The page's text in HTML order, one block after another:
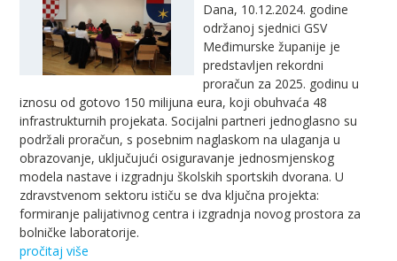
Dana, 10.12.2024. godine
održanoj sjednici GSV
Međimurske županije je
predstavljen rekordni
proračun za 2025. godinu u
iznosu od gotovo 150 milijuna eura, koji obuhvaća 48
infrastrukturnih projekata. Socijalni partneri jednoglasno su
podržali proračun, s posebnim naglaskom na ulaganja u
obrazovanje, uključujući osiguravanje jednosmjenskog
modela nastave i izgradnju školskih sportskih dvorana. U
zdravstvenom sektoru ističu se dva ključna projekta:
formiranje palijativnog centra i izgradnja novog prostora za
bolničke laboratorije.
pročitaj više